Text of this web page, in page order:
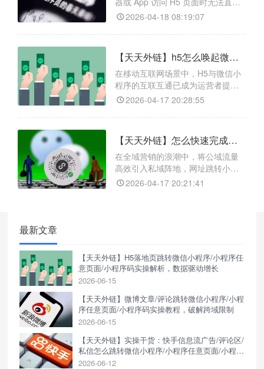
转化路径。此外
跳转微信小程序，造成流量流失。
程序一键转换为可在各大平台点击
移动设备，在安卓和 iOS 系统均稳
定运行，兼容性佳。而且，它通过
合规技术方案规避平台拦截风险，
保证跳转功
2026-04-18 08:19:07
【天天外链】h5怎么唤起微信小程序的具体配置步骤有哪些？
在移动互联网场景中，H5与微信小
程序的互联互通已成为运营者提升
转化率的关键。天天外链正是为解
仅能一键生成合规的跳转链接，还
让您轻松实现H5到小程序的精准引
流。更实用的是，天天外链内置落
地页制作模块和全链路数据跟踪功
能，即使不懂技术，也能快速
2026-04-17 20:28:55
【天天外链】怎么快速完成网址跳转小程序配置？告别封禁，一键打通全域流量
在全域营销的浪潮中，将公域流量
高效引入私域阵地，网址跳转小程
序已成为运营人员的核心武器。然
短信到浏览器，用户点击链接即
2026-04-17 20:21:41
最新文章
【天天外链】H5落地页跳转微信小程序/小程序任
意页面/小程序码实操解析，数据驱动增长
2026-06-15
【天天外链】微博文章/评论跳转微信小程序/小程
序任意页面/小程序码实操教程，破解跨域限制
2026-06-15
【天天外链】实操干货：快手信息流广告/评论区/
私信怎么跳转微信小程序/小程序任意页面/小程序
码？
2026-06-12